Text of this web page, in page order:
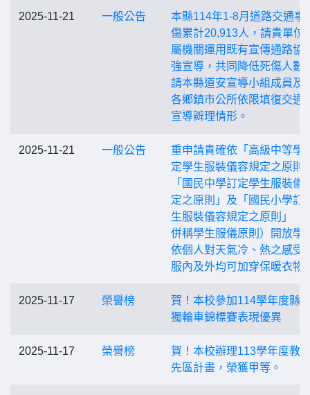
2025-11-21 一般公告
本縣114年1-8月道路交通事
傷累計20,913人，請貴單位
屬機關運用既有宣傳通路協
強宣導，共同降低死傷人數
請本縣道安宣導小組成員及
各鄉鎮市公所依限填復交通
宣導辧理情形。
2025-11-21 一般公告
重申請貴確依「高級中等學
定學生服裝儀容規定之原則
「國民中學訂定學生服裝儀
定之原則」及「國民小學訂
生服裝儀容規定之原則」（
併稱學生服儀原則）開放學
依個人對天氣冷、熱之感受
服內及外均可加穿保暖衣物
2025-11-17 榮譽榜
賀！本校參加114學年度縣
獨輪車錦標賽表現優異
2025-11-17 榮譽榜
賀！本校辦理113學年度教
先區計畫，榮獲甲等。